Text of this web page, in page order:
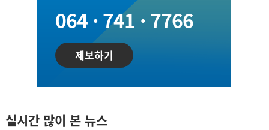
064 · 741 · 7766
제보하기
실시간 많이 본 뉴스